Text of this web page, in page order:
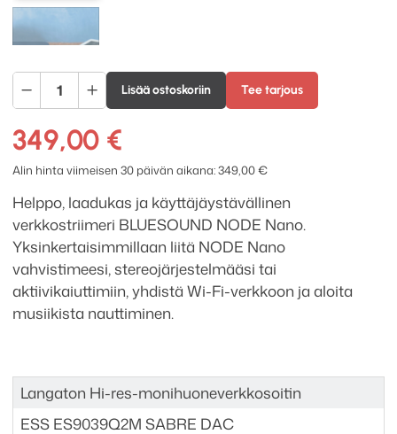
Bluesound
NODE
NANO
esivahvistin
/
audiostriimeri
määrä
Lisää ostoskoriin Tee tarjous
349,00 €
Alin hinta viimeisen 30 päivän aikana:349,00€
Helppo, laadukas ja käyttäjäystävällinen
verkkostriimeri BLUESOUND NODE Nano.
Yksinkertaisimmillaan liitä NODE Nano
vahvistimeesi, stereojärjestelmääsi tai
aktiivikaiuttimiin, yhdistä Wi-Fi-verkkoon ja aloita
musiikista nauttiminen.
Langaton Hi-res-monihuoneverkkosoitin
ESS ES9039Q2M SABRE DAC